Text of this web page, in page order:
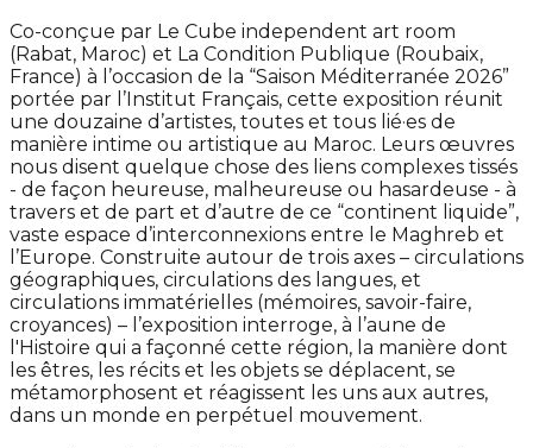
Co-conçue par Le Cube independent art room
(Rabat, Maroc) et La Condition Publique (Roubaix,
France) à l’occasion de la “Saison Méditerranée 2026”
portée par l’Institut Français, cette exposition réunit
une douzaine d’artistes, toutes et tous lié·es de
manière intime ou artistique au Maroc. Leurs œuvres
nous disent quelque chose des liens complexes tissés
- de façon heureuse, malheureuse ou hasardeuse - à
travers et de part et d’autre de ce “continent liquide”,
vaste espace d’interconnexions entre le Maghreb et
l’Europe. Construite autour de trois axes – circulations
géographiques, circulations des langues, et
circulations immatérielles (mémoires, savoir-faire,
croyances) – l’exposition interroge, à l’aune de
l'Histoire qui a façonné cette région, la manière dont
les êtres, les récits et les objets se déplacent, se
métamorphosent et réagissent les uns aux autres,
dans un monde en perpétuel mouvement.